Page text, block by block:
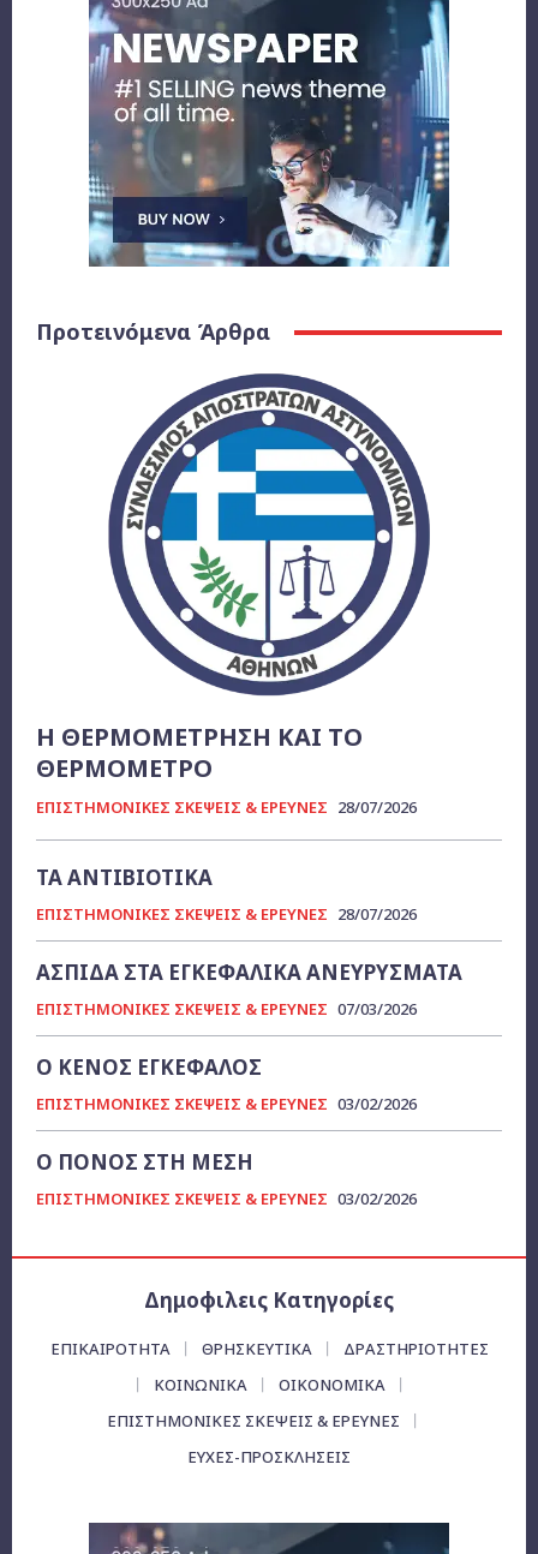
Προτεινόμενα Άρθρα
Η ΘΕΡΜΟΜΕΤΡΗΣΗ ΚΑΙ ΤΟ
ΘΕΡΜΟΜΕΤΡΟ
ΕΠΙΣΤΗΜΟΝΙΚΕΣ ΣΚΕΨΕΙΣ & ΕΡΕΥΝΕΣ 28/07/2026
ΤΑ ΑΝΤΙΒΙΟΤΙΚΑ
ΕΠΙΣΤΗΜΟΝΙΚΕΣ ΣΚΕΨΕΙΣ & ΕΡΕΥΝΕΣ 28/07/2026
ΑΣΠΙΔΑ ΣΤΑ ΕΓΚΕΦΑΛΙΚΑ ΑΝΕΥΡΥΣΜΑΤΑ
ΕΠΙΣΤΗΜΟΝΙΚΕΣ ΣΚΕΨΕΙΣ & ΕΡΕΥΝΕΣ 07/03/2026
Ο ΚΕΝΟΣ ΕΓΚΕΦΑΛΟΣ
ΕΠΙΣΤΗΜΟΝΙΚΕΣ ΣΚΕΨΕΙΣ & ΕΡΕΥΝΕΣ 03/02/2026
Ο ΠΟΝΟΣ ΣΤΗ ΜΕΣΗ
ΕΠΙΣΤΗΜΟΝΙΚΕΣ ΣΚΕΨΕΙΣ & ΕΡΕΥΝΕΣ 03/02/2026
Δημοφιλεις Κατηγορίες
ΕΠΙΚΑΙΡΌΤΗΤΑ ΘΡΗΣΚΕΥΤΙΚΑ
ΔΡΑΣΤΗΡΙΟΤΗΤΕΣ
ΚΟΙΝΩΝΙΚΑ
ΟΙΚΟΝΟΜΙΚΆ
ΕΠΙΣΤΗΜΟΝΙΚΕΣ ΣΚΕΨΕΙΣ & ΕΡΕΥΝΕΣ
ΕΥΧΈΣ-ΠΡΟΣΚΛΉΣΕΙΣ